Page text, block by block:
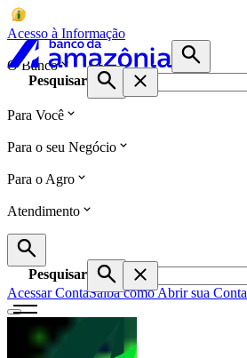
Acesso à Informação
O Banco
Pesquisar
Para Você
Para o seu Negócio
Para o Agro
Atendimento
Pesquisar
Acessar ContaSaiba como Abrir sua Conta